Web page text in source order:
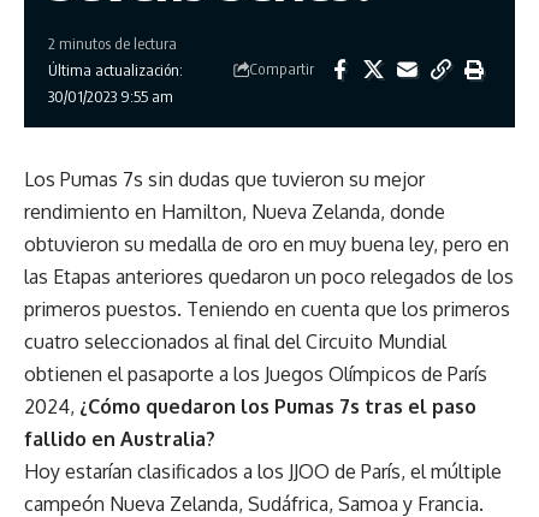
Última actualización:
30/01/2023 9:55 am
2 minutos de lectura
Compartir
Los Pumas 7s sin dudas que tuvieron su mejor
rendimiento en Hamilton, Nueva Zelanda, donde
obtuvieron su medalla de oro en muy buena ley, pero en
las Etapas anteriores quedaron un poco relegados de los
primeros puestos. Teniendo en cuenta que los primeros
cuatro seleccionados al final del Circuito Mundial
obtienen el pasaporte a los Juegos Olímpicos de París
2024, ¿Cómo quedaron los Pumas 7s tras el paso
fallido en Australia?
Hoy estarían clasificados a los JJOO de París, el múltiple
campeón Nueva Zelanda, Sudáfrica, Samoa y Francia.